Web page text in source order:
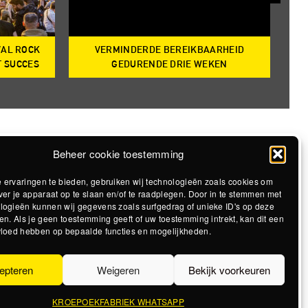
Beheer cookie toestemming
ervaringen te bieden, gebruiken wij technologieën zoals cookies om
je apparaat op te slaan en/of te raadplegen. Door in te stemmen met
kunnen wij gegevens zoals surfgedrag of unieke ID's op deze
Als je geen toestemming geeft of uw toestemming intrekt, kan dit een
hebben op bepaalde functies en mogelijkheden.
Weigeren Bekijk voorkeuren
KROEPOEKFABRIEK WHATSAPP
ROCK
SUCCES
VERMINDERDE BEREIKBAARHEID
GEDURENDE DRIE WEKEN